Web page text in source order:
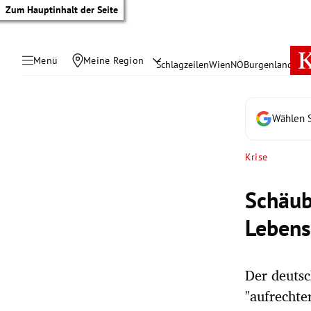
Zum Hauptinhalt der Seite
Menü Meine Region SchlagzeilenWienNÖBurgenland
Wählen
Krise
Der